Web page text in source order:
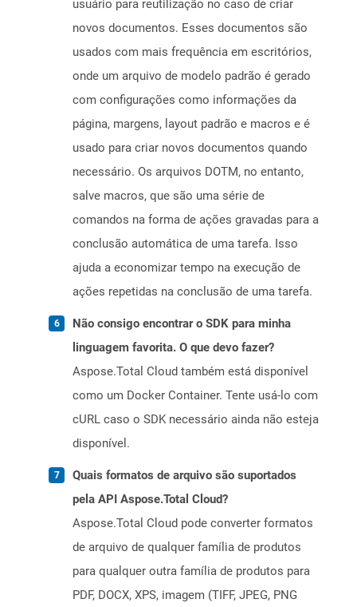
usuário para reutilização no caso de criar
novos documentos. Esses documentos são
usados ​​com mais frequência em escritórios,
onde um arquivo de modelo padrão é gerado
com configurações como informações da
página, margens, layout padrão e macros e é
usado para criar novos documentos quando
necessário. Os arquivos DOTM, no entanto,
salve macros, que são uma série de
comandos na forma de ações gravadas para a
conclusão automática de uma tarefa. Isso
ajuda a economizar tempo na execução de
ações repetidas na conclusão de uma tarefa.
Não consigo encontrar o SDK para minha
linguagem favorita. O que devo fazer?
Aspose.Total Cloud também está disponível
como um Docker Container. Tente usá-lo com
cURL caso o SDK necessário ainda não esteja
disponível.
Quais formatos de arquivo são suportados
pela API Aspose.Total Cloud?
Aspose.Total Cloud pode converter formatos
de arquivo de qualquer família de produtos
para qualquer outra família de produtos para
PDF, DOCX, XPS, imagem (TIFF, JPEG, PNG